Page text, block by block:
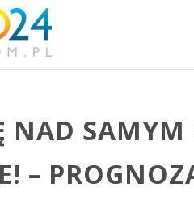
NAD
–